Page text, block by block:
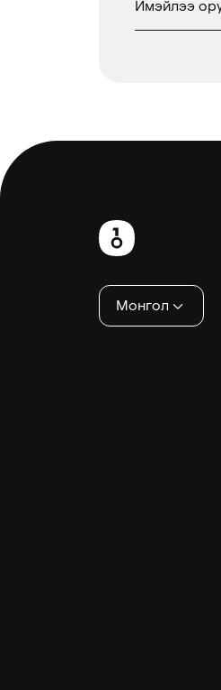
Монгол